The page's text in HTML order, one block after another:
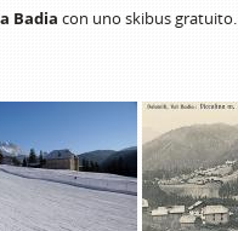
Badia con uno skibus gratuito.